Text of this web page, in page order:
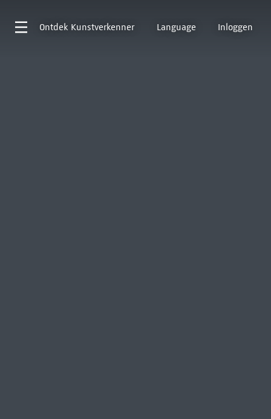
Ontdek Kunstverkenner Language Inloggen